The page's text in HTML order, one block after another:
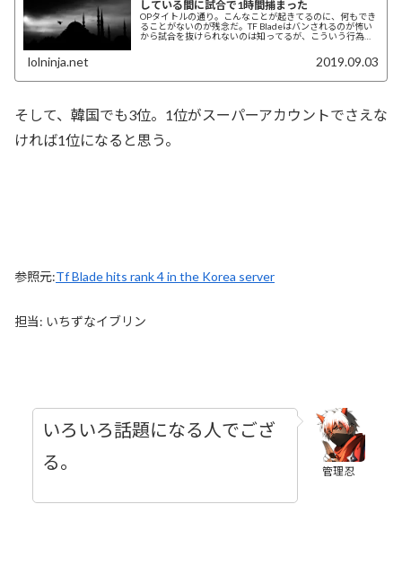
している間に試合で1時間捕まった
OPタイトルの通り。こんなことが起きてるのに、何もでき
ることがないのが残念だ。TF Bladeはバンされるのが怖い
から試合を抜けられないのは知ってるが、こういう行為は
lolninja.net 2019.09.03
そして、韓国でも3位。1位がスーパーアカウントでさえな
ければ1位になると思う。
参照元:Tf Blade hits rank 4 in the Korea server
担当: いちずなイブリン
管理忍
いろいろ話題になる人でござ
る。